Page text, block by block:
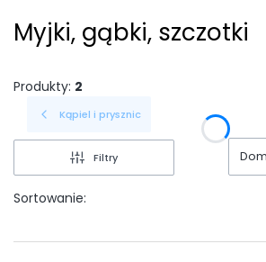
Myjki, gąbki, szczotki
Produkty: 2
Kąpiel i prysznic
Filtry
Sortowanie: